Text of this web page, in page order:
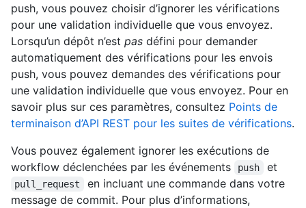
push, vous pouvez choisir d’ignorer les vérifications
pour une validation individuelle que vous envoyez.
Lorsqu’un dépôt n’est pas défini pour demander
automatiquement des vérifications pour les envois
push, vous pouvez demandes des vérifications pour
une validation individuelle que vous envoyez. Pour en
savoir plus sur ces paramètres, consultez Points de
terminaison d’API REST pour les suites de vérifications.
Vous pouvez également ignorer les exécutions de
workflow déclenchées par les événements
push et
pull_request
en incluant une commande dans votre
message de commit. Pour plus d’informations,